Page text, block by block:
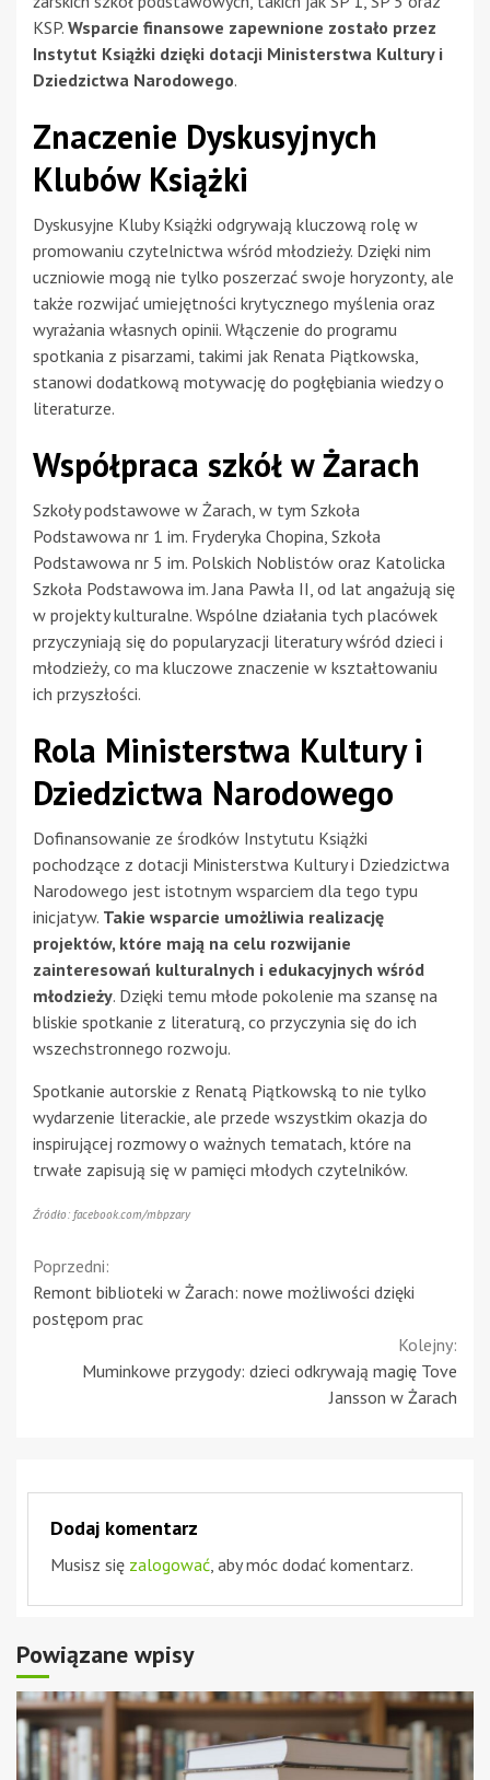
KSP. Wsparcie finansowe zapewnione zostało przez
Instytut Książki dzięki dotacji Ministerstwa Kultury i
Dziedzictwa Narodowego.
Znaczenie Dyskusyjnych
Klubów Książki
Dyskusyjne Kluby Książki odgrywają kluczową rolę w
promowaniu czytelnictwa wśród młodzieży. Dzięki nim
uczniowie mogą nie tylko poszerzać swoje horyzonty, ale
także rozwijać umiejętności krytycznego myślenia oraz
wyrażania własnych opinii. Włączenie do programu
spotkania z pisarzami, takimi jak Renata Piątkowska,
stanowi dodatkową motywację do pogłębiania wiedzy o
literaturze.
Współpraca szkół w Żarach
Szkoły podstawowe w Żarach, w tym Szkoła
Podstawowa nr 1 im. Fryderyka Chopina, Szkoła
Podstawowa nr 5 im. Polskich Noblistów oraz Katolicka
Szkoła Podstawowa im. Jana Pawła II, od lat angażują się
w projekty kulturalne. Wspólne działania tych placówek
przyczyniają się do popularyzacji literatury wśród dzieci i
młodzieży, co ma kluczowe znaczenie w kształtowaniu
ich przyszłości.
Rola Ministerstwa Kultury i
Dziedzictwa Narodowego
Dofinansowanie ze środków Instytutu Książki
pochodzące z dotacji Ministerstwa Kultury i Dziedzictwa
Narodowego jest istotnym wsparciem dla tego typu
inicjatyw. Takie wsparcie umożliwia realizację
projektów, które mają na celu rozwijanie
zainteresowań kulturalnych i edukacyjnych wśród
młodzieży. Dzięki temu młode pokolenie ma szansę na
bliskie spotkanie z literaturą, co przyczynia się do ich
wszechstronnego rozwoju.
Spotkanie autorskie z Renatą Piątkowską to nie tylko
wydarzenie literackie, ale przede wszystkim okazja do
inspirującej rozmowy o ważnych tematach, które na
trwałe zapisują się w pamięci młodych czytelników.
Źródło: facebook.com/mbpzary
Continue
Reading
Poprzedni:
Remont biblioteki w Żarach: nowe możliwości dzięki
postępom prac
Kolejny:
Muminkowe przygody: dzieci odkrywają magię Tove
Jansson w Żarach
Dodaj komentarz
Musisz się zalogować , aby móc dodać komentarz.
Powiązane wpisy